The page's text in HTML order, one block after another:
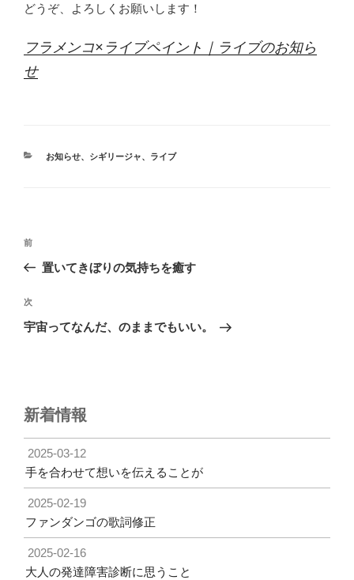
どうぞ、よろしくお願いします！
フラメンコ×ライブペイント｜ライブのお知ら
せ
カ
お知らせ、 シギリージャ、 ライブ
投
ビ
ゲ
ン
前
の
稿
前
置いてきぼりの気持ちを癒す
次
の
次
宇宙ってなんだ、のままでもいい。
新着情報
2025-03-12
手を合わせて想いを伝えることが
2025-02-19
ファンダンゴの歌詞修正
2025-02-16
大人の発達障害診断に思うこと